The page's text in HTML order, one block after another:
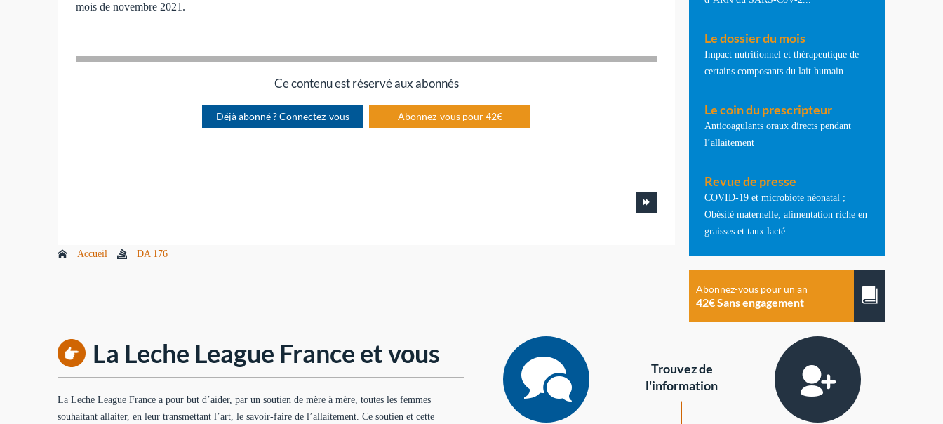
mois de novembre 2021.
Ce contenu est réservé aux abonnés
Déjà abonné ? Connectez-vous Abonnez-vous pour 42€
Accueil DA 176
Le dossier du mois
Impact nutritionnel et thérapeutique de
certains composants du lait humain
Le coin du prescripteur
Anticoagulants oraux directs pendant
l’allaitement
Revue de presse
COVID-19 et microbiote néonatal ;
Obésité maternelle, alimentation riche en
graisses et taux lacté...
Abonnez-vous pour un an
42€ Sans engagement
La Leche League France et vous
La Leche League France a pour but d’aider, par un soutien de mère à mère, toutes les femmes
souhaitant allaiter, en leur transmettant l’art, le savoir-faire de l’allaitement. Ce soutien et cette
Trouvez de
l'information